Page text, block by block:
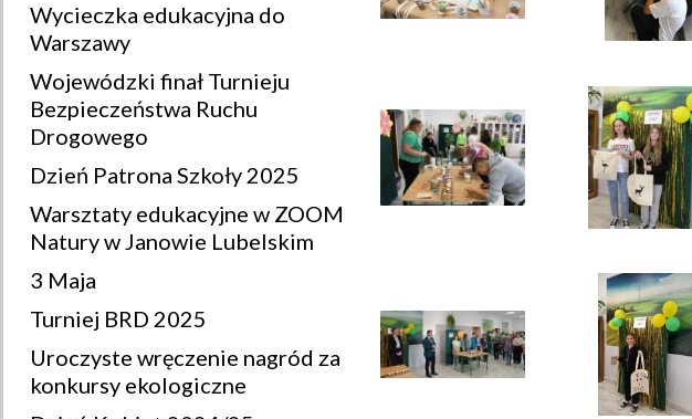
Wycieczka edukacyjna do
Warszawy
Wojewódzki finał Turnieju
Bezpieczeństwa Ruchu
Drogowego
Dzień Patrona Szkoły 2025
Warsztaty edukacyjne w ZOOM
Natury w Janowie Lubelskim
3 Maja
Turniej BRD 2025
Uroczyste wręczenie nagród za
konkursy ekologiczne